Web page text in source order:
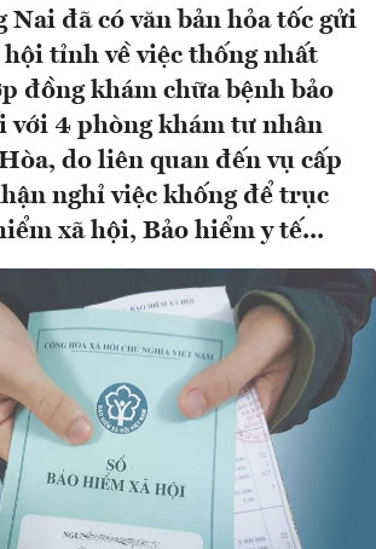
Nai đã có văn bản hỏa tốc gửi
hội tỉnh về việc thống nhất
đồng khám chữa bệnh bảo
với 4 phòng khám tư nhân
do liên quan đến vụ cấp
nghỉ việc khống để trục
xã hội, Bảo hiểm y tế...